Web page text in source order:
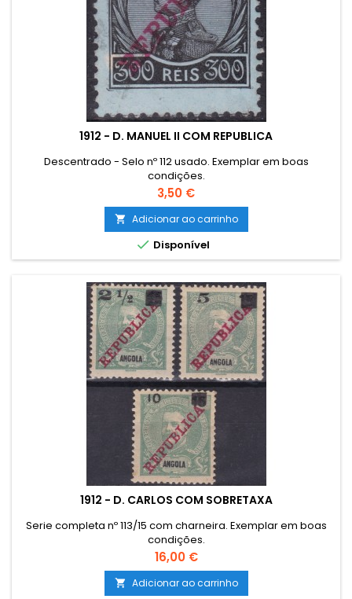
1912 - D. MANUEL II COM REPUBLICA
Descentrado - Selo nº 112 usado. Exemplar em boas
condições.
Preço
3,50 €
 Adicionar ao carrinho
 Disponível
1912 - D. CARLOS COM SOBRETAXA
Serie completa nº 113/15 com charneira. Exemplar em boas
condições.
Preço
16,00 €
 Adicionar ao carrinho